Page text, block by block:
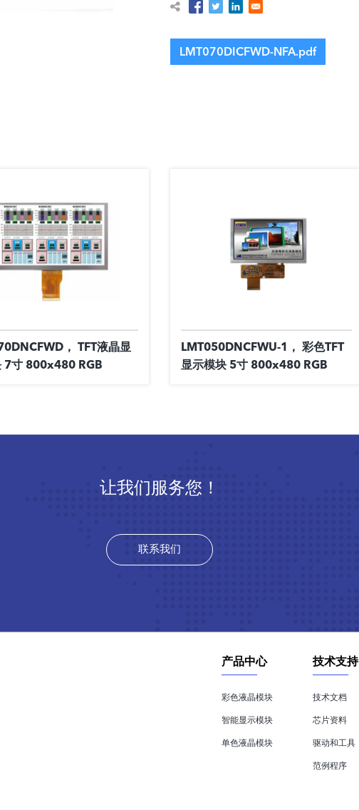
LMT070DICFWD-NFA.pdf
， TFT液晶显
7寸 800x480 RGB
LMT050DNCFWU-1， 彩色TFT
显示模块 5寸 800x480 RGB
让我们服务您！
联系我们
技术支持
技术文档
芯片资料
驱动和工具
范例程序
产品中心
彩色液晶模块
智能显示模块
单色液晶模块